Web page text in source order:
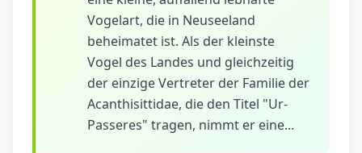
Vogelart, die in Neuseeland
beheimatet ist. Als der kleinste
Vogel des Landes und gleichzeitig
der einzige Vertreter der Familie der
Acanthisittidae, die den Titel "Ur-
Passeres" tragen, nimmt er eine...